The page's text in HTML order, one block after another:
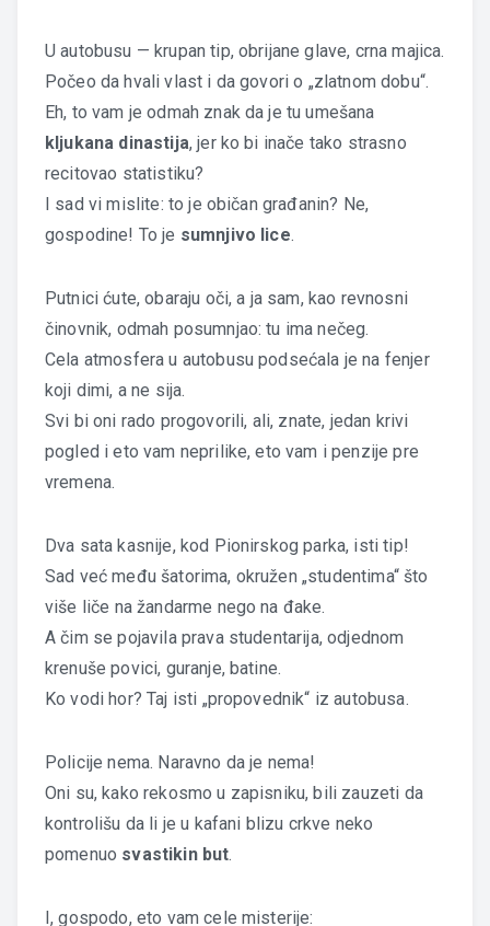
U autobusu — krupan tip, obrijane glave, crna majica.
Počeo da hvali vlast i da govori o „zlatnom dobu“.
Eh, to vam je odmah znak da je tu umešana
kljukana dinastija, jer ko bi inače tako strasno
recitovao statistiku?
I sad vi mislite: to je običan građanin? Ne,
gospodine! To je sumnjivo lice.
Putnici ćute, obaraju oči, a ja sam, kao revnosni
činovnik, odmah posumnjao: tu ima nečeg.
Cela atmosfera u autobusu podsećala je na fenjer
koji dimi, a ne sija.
Svi bi oni rado progovorili, ali, znate, jedan krivi
pogled i eto vam neprilike, eto vam i penzije pre
vremena.
Dva sata kasnije, kod Pionirskog parka, isti tip!
Sad već među šatorima, okružen „studentima“ što
više liče na žandarme nego na đake.
A čim se pojavila prava studentarija, odjednom
krenuše povici, guranje, batine.
Ko vodi hor? Taj isti „propovednik“ iz autobusa.
Policije nema. Naravno da je nema!
Oni su, kako rekosmo u zapisniku, bili zauzeti da
kontrolišu da li je u kafani blizu crkve neko
pomenuo svastikin but.
I, gospodo, eto vam cele misterije: